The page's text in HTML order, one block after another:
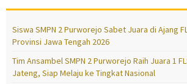
Siswa SMPN 2 Purworejo Sabet Juara di Ajang
Provinsi Jawa Tengah 2026
Tim Ansambel SMPN 2 Purworejo Raih Juara 1
Jateng, Siap Melaju ke Tingkat Nasional